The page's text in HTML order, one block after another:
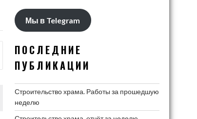
Мы в Telegram
ПОСЛЕДНИЕ
ПУБЛИКАЦИИ
Строительство храма. Работы за прошедшую
неделю